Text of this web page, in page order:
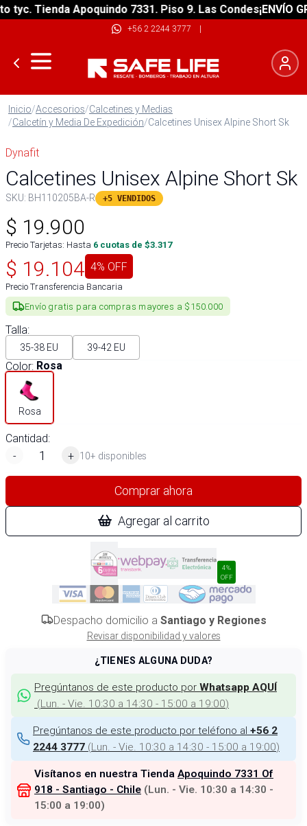
Tienda Apoquindo 7331. Piso 9. Las Condes¡ENVÍO
+56 2 2244 3777 |
Inicio/Accesorios/Calcetines y Medias
/Calcetín y Media De Expedición/Calcetines Unisex Alpine Short Sk
Dynafit
Calcetines Unisex Alpine Short Sk
SKU: BH110205BA-R +5 VENDIDOS
$ 19.900
Precio Tarjetas: Hasta 6 cuotas de $3.317
$ 19.104 4% OFF
Precio Transferencia Bancaria
Envío gratis para compras mayores a $150.000
Talla:
35-38 EU 39-42 EU
Color: Rosa
Rosa
Cantidad:
-
+ 10+ disponibles
Comprar ahora
Agregar al carrito
4%
OFF
Despacho domicilio a Santiago y Regiones
Revisar disponibilidad y valores
¿TIENES ALGUNA DUDA?
Pregúntanos de este producto por Whatsapp AQUÍ
(Lun. - Vie. 10:30 a 14:30 - 15:00 a 19:00)
Pregúntanos de este producto por teléfono al +56 2
2244 3777 (Lun. - Vie. 10:30 a 14:30 - 15:00 a 19:00)
Visítanos en nuestra Tienda Apoquindo 7331 Of
918 - Santiago - Chile (Lun. - Vie. 10:30 a 14:30 -
15:00 a 19:00)